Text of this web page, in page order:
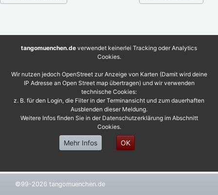
©99-2026 tangomuenchen.de
tangomuenchen.de verwendet keinerlei Tracking oder Analytics
Cookies.
Wir nutzen jedoch OpenStreet zur Anzeige von Karten (Damit wird deine
IP Adresse an Open Street map übertragen) und wir verwenden
technische Cookies:
z. B. für den Login, die Filter in der Terminansicht und zum dauerhaften
Ausblenden dieser Meldung.
Weitere Infos finden Sie in der Datenschutzerklärung im Abschnitt
Cookies.
Mehr Infos OK